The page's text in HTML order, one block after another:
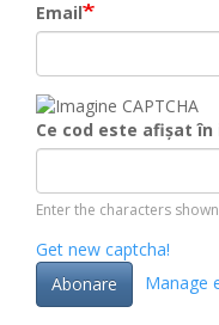
Email
Ce cod este afișat în
Enter the characters
Get new captcha!
Abonare
Manage